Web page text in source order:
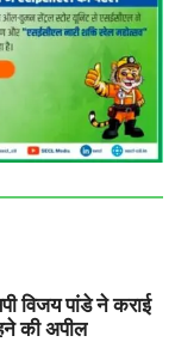
विजय पांडे ने कराई
की अपील